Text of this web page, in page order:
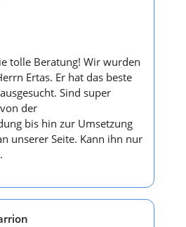
tolle Beratung! Wir wurden
Ertas. Er hat das beste
Sind super
der
bis hin zur Umsetzung
unserer Seite. Kann ihn nur